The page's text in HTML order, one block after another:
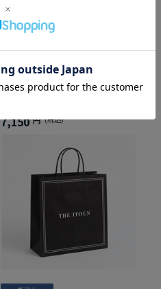
GASATANG × ITO EN(Oi Ocha) Tシ
7,150 円 (税込)